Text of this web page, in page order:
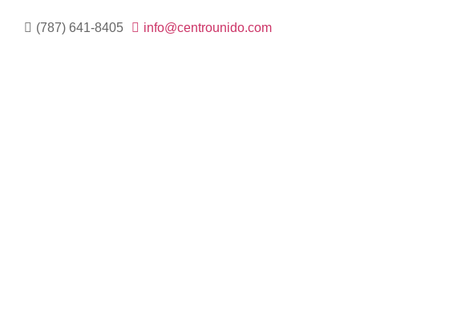
(787) 641-8405 info@centrounido.com